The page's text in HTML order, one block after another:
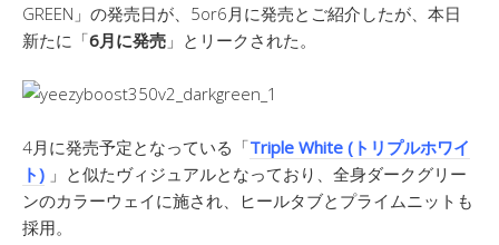
GREEN」の発売日が、5or6月に発売とご紹介したが、本日
新たに「6月に発売 」とリークされた。
4月に発売予定となっている「Triple White (トリプルホワイ
ト) 」と似たヴィジュアルとなっており、全身ダークグリー
ンのカラーウェイに施され、ヒールタブとプライムニットも
採用。